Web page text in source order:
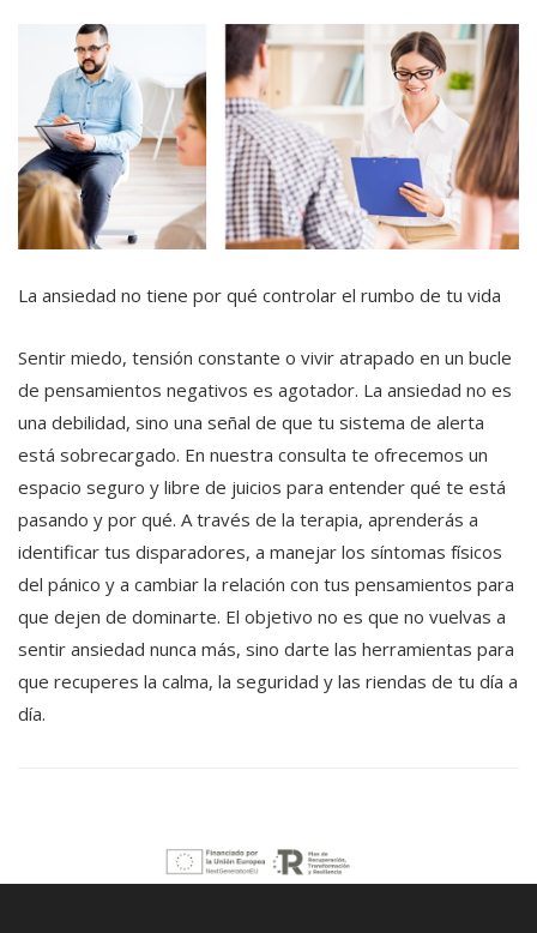
La ansiedad no tiene por qué controlar el rumbo de tu vida
Sentir miedo, tensión constante o vivir atrapado en un bucle
de pensamientos negativos es agotador. La ansiedad no es
una debilidad, sino una señal de que tu sistema de alerta
está sobrecargado. En nuestra consulta te ofrecemos un
espacio seguro y libre de juicios para entender qué te está
pasando y por qué. A través de la terapia, aprenderás a
identificar tus disparadores, a manejar los síntomas físicos
del pánico y a cambiar la relación con tus pensamientos para
que dejen de dominarte. El objetivo no es que no vuelvas a
sentir ansiedad nunca más, sino darte las herramientas para
que recuperes la calma, la seguridad y las riendas de tu día a
día.